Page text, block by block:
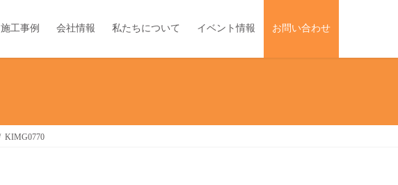
施工事例 会社情報 私たちについて イベント情報 お問い合わせ
KIMG0770